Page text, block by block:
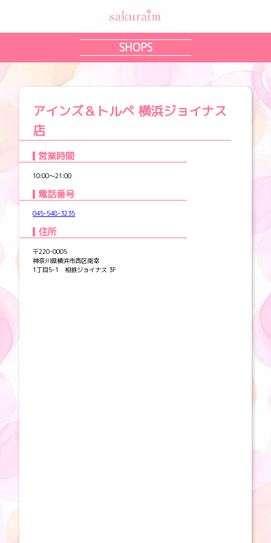
SHOPS
アインズ＆トルペ 横浜ジョイナス
店
営業時間
10:00～21:00
電話番号
045-548-3235
住所
〒220-0005
神奈川県横浜市西区南幸
1丁目5-1 相鉄ジョイナス 3F